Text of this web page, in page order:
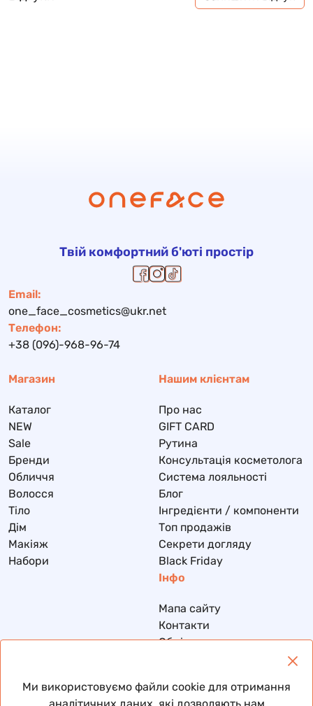
Твій комфортний б'юті простір
Email:
one_face_cosmetics@ukr.net
Телефон:
+38 (096)-968-96-74
Магазин
Каталог
NEW
Sale
Бренди
Обличчя
Волосся
Тіло
Дім
Макіяж
Набори
Нашим клієнтам
Про нас
GIFT CARD
Рутина
Консультація косметолога
Система лояльності
Блог
Інгредієнти / компоненти
Топ продажів
Секрети догляду
Black Friday
Інфо
Мапа сайту
Контакти
Обмін та повернення
Договір публічної оферти
Ми використовуємо файли cookie для отримання